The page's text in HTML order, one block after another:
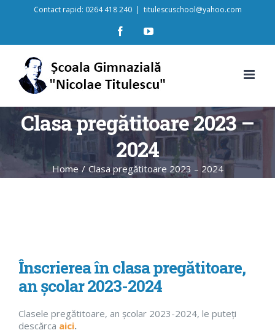
Contact rapid: 0264 418 240 | titulescuschool@yahoo.com
FacebookYouTube
Clasa pregătitoare 2023 –
2024
Home / Clasa pregătitoare 2023 – 2024
Înscrierea în clasa pregătitoare,
an școlar 2023-2024
Clasele pregătitoare, an școlar 2023-2024, le puteți
descărca aici.